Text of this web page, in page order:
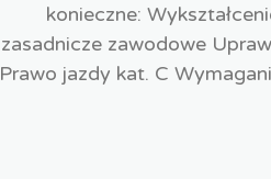
konieczne:
zasadnicze zawodowe
Prawo jazdy kat. C